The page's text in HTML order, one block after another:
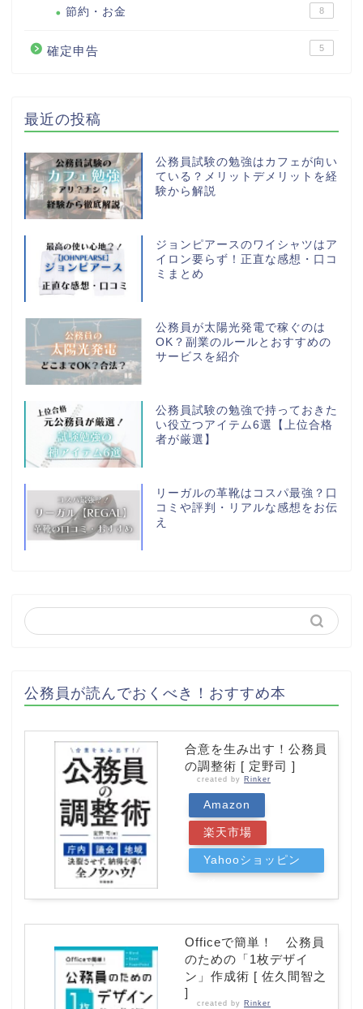
節約・お金 8
確定申告 5
最近の投稿
公務員試験の勉強はカフェが向い
ている？メリットデメリットを経
験から解説
ジョンピアースのワイシャツはア
イロン要らず！正直な感想・口コ
ミまとめ
公務員が太陽光発電で稼ぐのは
OK？副業のルールとおすすめの
サービスを紹介
公務員試験の勉強で持っておきた
い役立つアイテム6選【上位合格
者が厳選】
リーガルの革靴はコスパ最強？口
コミや評判・リアルな感想をお伝
え
公務員が読んでおくべき！おすすめ本
合意を生み出す！公務員
の調整術 [ 定野司 ]
created by Rinker
Amazon
楽天市場
Yahooショッピン
Officeで簡単！ 公務員
のための「1枚デザイ
ン」作成術 [ 佐久間智之
]
created by Rinker